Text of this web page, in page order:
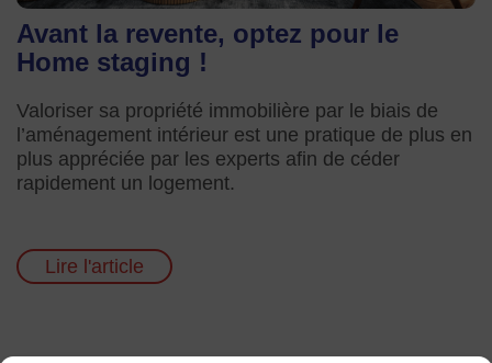
Avant la revente, optez pour le
Home staging !
Valoriser sa propriété immobilière par le biais de
l’aménagement intérieur est une pratique de plus en
plus appréciée par les experts afin de céder
rapidement un logement.
Lire l'article